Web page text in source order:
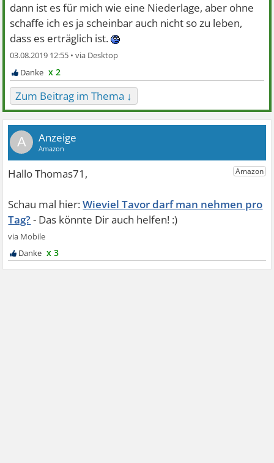
dann ist es für mich wie eine Niederlage, aber ohne
schaffe ich es ja scheinbar auch nicht so zu leben,
dass es erträglich ist.
03.08.2019 12:55 •
x 2
Zum Beitrag im Thema ↓
A
Wieviel Tavor darf man nehmen pro
Tag?
x 3